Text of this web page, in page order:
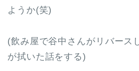
ようか(笑)
(飲み屋で谷中さんがリバース
が拭いた話をする)